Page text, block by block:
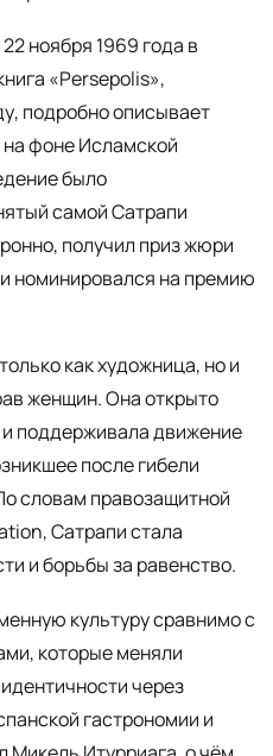
ноября 1969 года в
«Persepolis»,
подробно описывает
на фоне Исламской
было
самой Сатрапи
получил приз жюри
номинировался на премию
как художница, но и
женщин. Она открыто
поддерживала движение
после гибели
словам правозащитной
Сатрапи стала
и борьбы за равенство.
культуру сравнимо с
которые меняли
через
гастрономии и